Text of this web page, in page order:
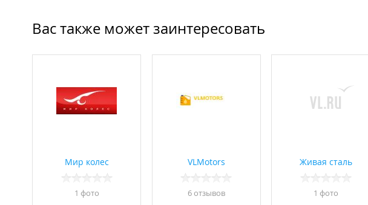
Вас также может заинтересовать
Мир колес
1 фото
VLMotors
6 отзывов
Живая сталь
1 фото